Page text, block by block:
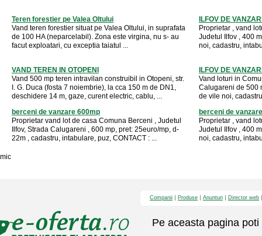
Teren forestier pe Valea Oltului
Vand teren forestier situat pe Valea Oltului, in suprafata
de 100 HA (neparcelabil). Zona este virgina, nu s- au
facut exploatari, cu exceptia taiatul ...
ILFOV DE
Proprietar , vand
Judetul Ilfov , 400
noi, cadastru,
VAND TEREN IN OTOPENI
Vand 500 mp teren intravilan construibil in Otopeni, str.
I. G. Duca (fosta 7 noiembrie), la cca 150 m de DN1,
deschidere 14 m, gaze, curent electric, cablu, ...
ILFOV DE
Vand loturi in
Calugareni de 500
de vile noi,
berceni de vanzare 600mp
Proprietar vand lot de casa Comuna Berceni , Judetul
Ilfov, Strada Calugareni , 600 mp, pret: 25euro/mp, d-
22m , cadastru, intabulare, puz, CONTACT : ...
berceni de
Proprietar , vand
Judetul Ilfov , 400
noi, cadastru,
mic
Companii Produse Anunturi Director web
Pe aceasta pagina poti